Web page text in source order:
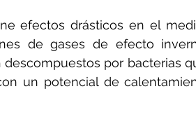
efectos drásticos en el
de gases de efecto
por bacterias
un potencial de